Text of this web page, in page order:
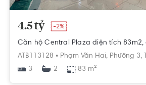
4.5 tỷ -2%
Căn hộ Central Plaza diện tích 83m2,
ATB113128 • Phạm Văn Hai, Phường 3,
3
2 83 m²